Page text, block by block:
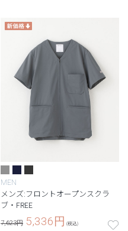
デル。
MEN
メンズ:フロントオープンスクラ
ブ・FREE
7,623円 5,336円 (税込)